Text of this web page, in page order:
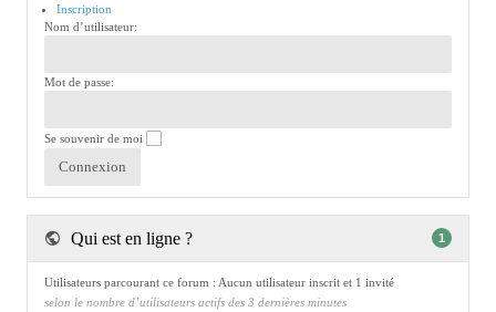
Inscription
Nom d’utilisateur:
Mot de passe:
Se souvenir de moi
Qui est en ligne ? 1
Utilisateurs parcourant ce forum : Aucun utilisateur inscrit et 1 invité
selon le nombre d’utilisateurs actifs des 3 dernières minutes